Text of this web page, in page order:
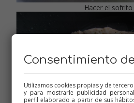
Hacer el sofrito
Consentimiento
Utilizamos cookies propias y de
y para mostrarle publicidad
perfil elaborado a partir de sus